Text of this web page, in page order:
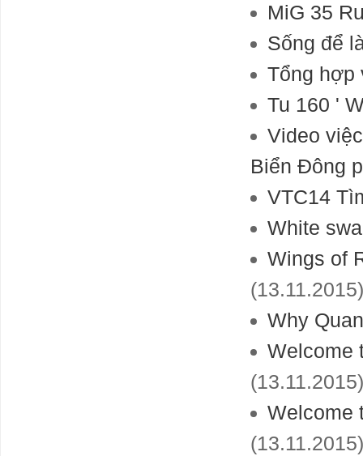
MiG 35
Sống để
Tổng hợp
Tu 160 '
Video
Biển Đông
VTC14
White
Wings of
(13.11.2015)
Why
Welcome
(13.11.2015)
Welcome
(13.11.2015)